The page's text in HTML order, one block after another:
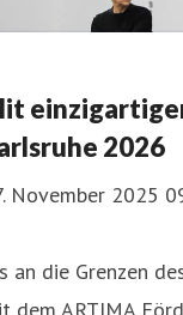
2026
November 2025
an die Grenzen